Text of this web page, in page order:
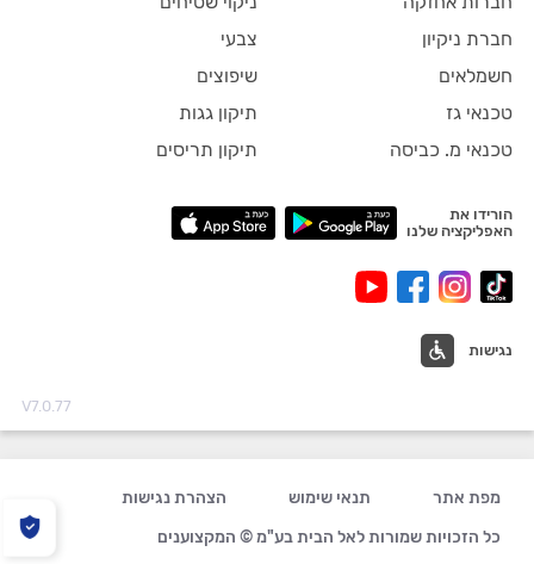
חברת ניקיון
חשמלאים
טכנאי גז
טכנאי מ. כביסה
צבעי
שיפוצים
תיקון גגות
תיקון תריסים
הורידו את
האפליקציה שלנו
נגישות
V7.0.77
מפת אתר תנאי שימוש
הצהרת נגישות
כל הזכויות שמורות לאל הבית בע"מ © המקצוענים